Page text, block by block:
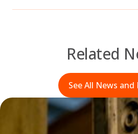
Related
See All News and